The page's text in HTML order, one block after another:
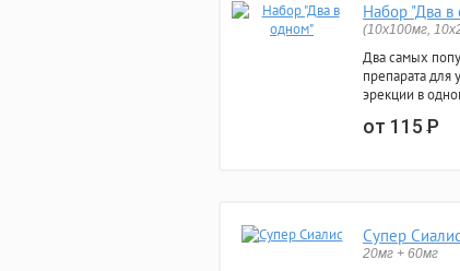
Набор "Два
(10x100мг,
Два самых
препарата для
эрекции в
от 115Р
Супер Сиалис
20мг + 60мг